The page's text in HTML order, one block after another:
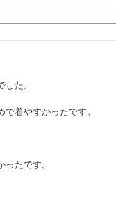
た。
着やすかったです。
たです。